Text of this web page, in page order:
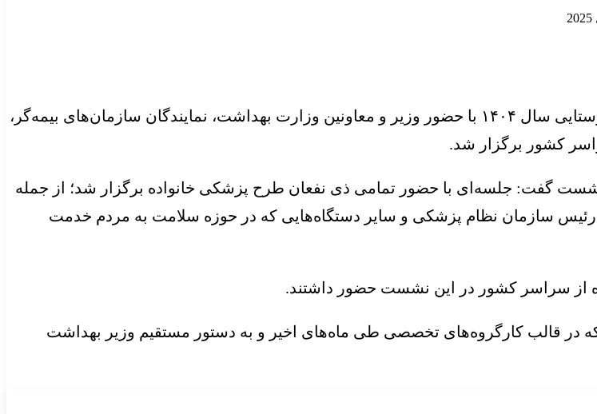
به نقل از وبدا، نشست توجیهی تکمیل و ارتقا برنامه پزشکی خانواده و روستایی سال ۱۴۰۴ با حضور وزیر و معاونین وزارت بهداشت، نمایندگان سازمان‌های بیمه‌گر،
کشور برگزار شد.
گفت: جلسه‌ای با حضور تمامی ذی نفعان طرح پزشکی خانواده برگزار شد؛ از جمله
رئیس سازمان نظام پزشکی و سایر دستگاه‌هایی که در حوزه سلامت به مردم خدمت
از سراسر کشور در این نشست حضور داشتند.
در قالب کارگروه‌های تخصصی طی ماه‌های اخیر و به دستور مستقیم وزیر بهداشت